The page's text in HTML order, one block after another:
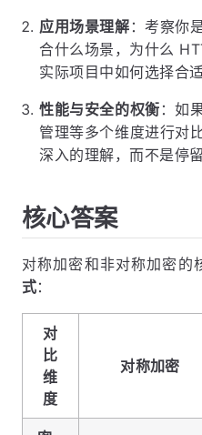
应用场景理解 ：考察你
合什么场景，为什么
实际项目中如何选择合
性能与安全的权衡 ：如
管理等多个维度进行对
深入的理解，而不是停
核心答案
对称加密和非对称加密的
式：
对
比
维
度
对称加密